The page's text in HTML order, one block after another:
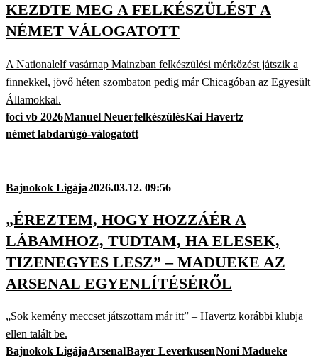
KEZDTE MEG A FELKÉSZÜLÉST A
NÉMET VÁLOGATOTT
A Nationalelf vasárnap Mainzban felkészülési mérkőzést játszik a
finnekkel, jövő héten szombaton pedig már Chicagóban az Egyesült
Államokkal.
foci vb 2026Manuel NeuerfelkészülésKai Havertz
német labdarúgó-válogatott
Bajnokok Ligája2026.03.12. 09:56
„ÉREZTEM, HOGY HOZZÁÉR A
LÁBAMHOZ, TUDTAM, HA ELESEK,
TIZENEGYES LESZ” – MADUEKE AZ
ARSENAL EGYENLÍTÉSÉRŐL
„Sok kemény meccset játszottam már itt” – Havertz korábbi klubja
ellen talált be.
Bajnokok LigájaArsenalBayer LeverkusenNoni Madueke